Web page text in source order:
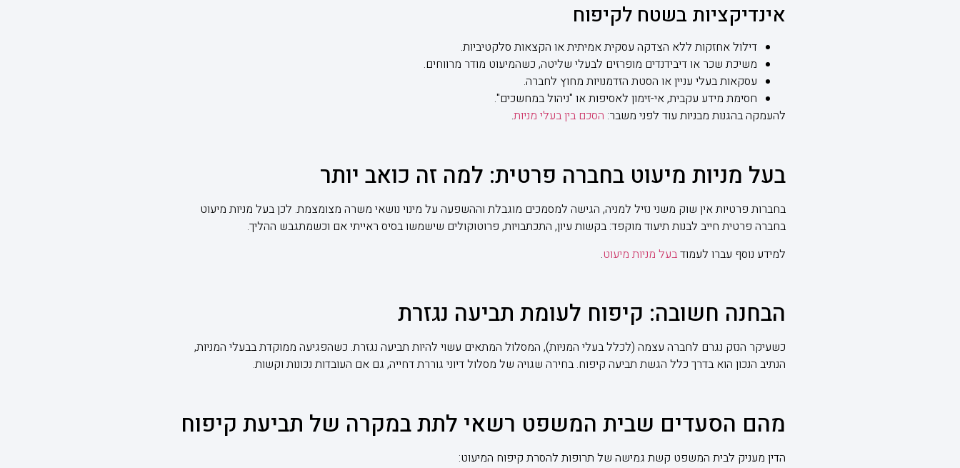
אינדיקציות בשטח לקיפוח
דילול אחזקות ללא הצדקה עסקית אמיתית או הקצאות סלקטיביות.
משיכת שכר או דיבידנדים מופרזים לבעלי שליטה, כשהמיעוט מודר מרווחים.
עסקאות בעלי עניין או הסטת הזדמנויות מחוץ לחברה.
חסימת מידע עקבית, אי-זימון לאסיפות או "ניהול במחשכים".
להעמקה בהגנות מבניות עוד לפני משבר: הסכם בין בעלי מניות.
בעל מניות מיעוט בחברה פרטית: למה זה כואב יותר
בחברות פרטיות אין שוק משני נזיל למניה, הגישה למסמכים מוגבלת וההשפעה על מינוי נושאי משרה מצומצמת. לכן בעל מניות מיעוט
בחברה פרטית חייב לבנות תיעוד מוקפד: בקשות עיון, התכתבויות, פרוטוקולים שישמשו בסיס ראייתי אם וכשמתגבש ההליך.
למידע נוסף עברו לעמודבעל מניות מיעוט.
הבחנה חשובה: קיפוח לעומת תביעה נגזרת
כשעיקר הנזק נגרם לחברה עצמה (לכלל בעלי המניות), המסלול המתאים עשוי להיות תביעה נגזרת. כשהפגיעה ממוקדת בבעלי המניות,
הנתיב הנכון הוא בדרך כלל הגשת תביעה קיפוח. בחירה שגויה של מסלול דיוני גוררת דחייה, גם אם העובדות נכונות וקשות.
מהם הסעדים שבית המשפט רשאי לתת במקרה של תביעת קיפוח
הדין מעניק לבית המשפט קשת גמישה של תרופות להסרת קיפוח המיעוט: